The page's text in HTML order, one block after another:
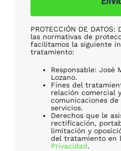
PROTECCIÓN DE
las normativas de
facilitamos la siguiente
tratamiento:
Responsable: José
Lozano.
Fines del
relación comercial
comunicaciones
servicios.
Derechos que le
rectificación,
limitación y
del tratamiento en
Privacidad.